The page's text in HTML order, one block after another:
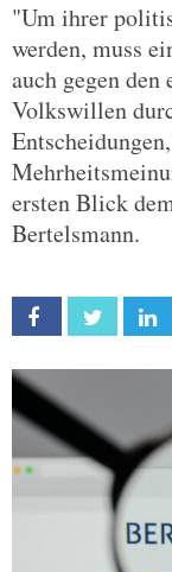
"Um ihrer
werden, muss
auch gegen
Volkswillen
ersten Blick
Bertelsmann.
Facebook Twitter